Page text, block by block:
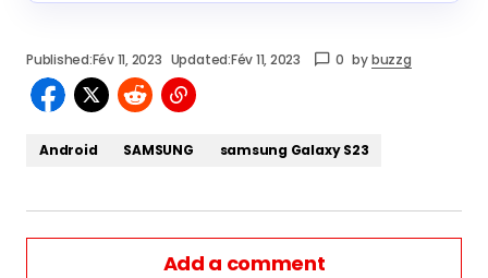
Published:Fév 11, 2023 Updated:Fév 11, 2023 0 bybuzzg
Android SAMSUNG samsung Galaxy S23
Add a comment